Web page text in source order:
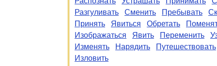
Разгуливать
Сменить Пребывать
Принять
Явиться Обретать
Изображаться
Явить Переменить
Изменять
Нарядить
Путешествовать
Изловить